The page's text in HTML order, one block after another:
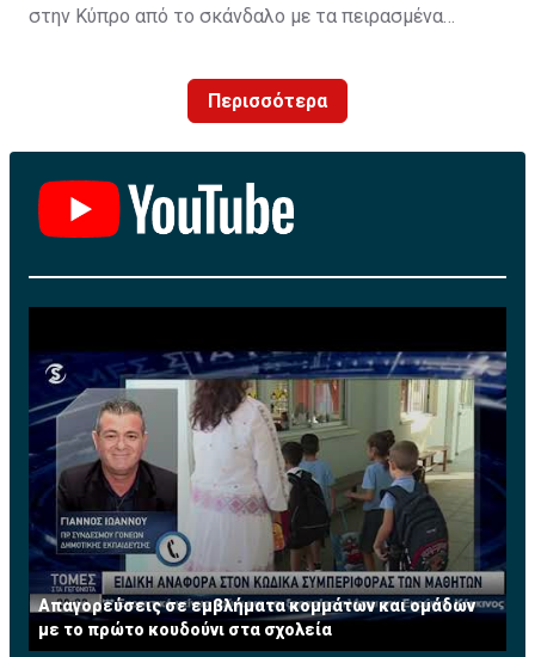
στην Κύπρο από το σκάνδαλο με τα πειρασμένα
ενημερώνει για τις προσεχείς ενέργειες που αφορούν
πετρελαιοκίνητα οχήματα με κινητήρες EA 189.
Περισσότερα
Απαγορεύσεις σε εμβλήματα κομμάτων και ομάδων
με το πρώτο κουδούνι στα σχολεία